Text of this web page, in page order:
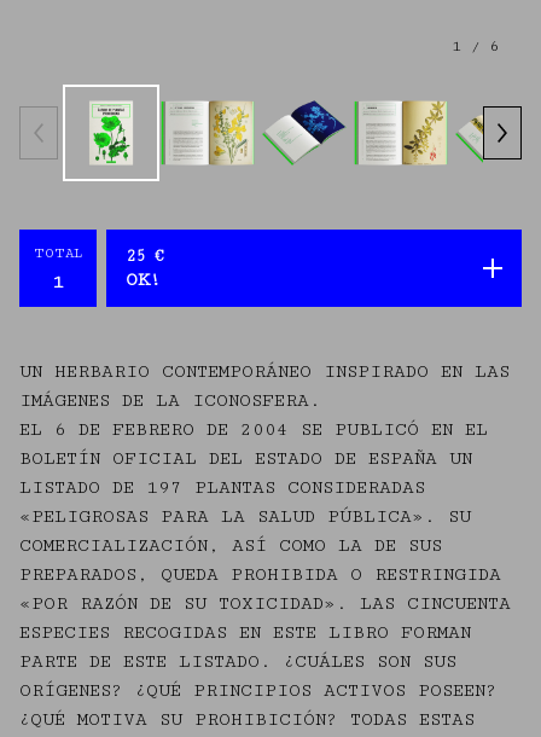
1 / 6
TOTAL 25 €
OK!
UN HERBARIO CONTEMPORÁNEO INSPIRADO EN LAS
IMÁGENES DE LA ICONOSFERA.
EL 6 DE FEBRERO DE 2004 SE PUBLICÓ EN EL
BOLETÍN OFICIAL DEL ESTADO DE ESPAÑA UN
LISTADO DE 197 PLANTAS CONSIDERADAS
«PELIGROSAS PARA LA SALUD PÚBLICA». SU
COMERCIALIZACIÓN, ASÍ COMO LA DE SUS
PREPARADOS, QUEDA PROHIBIDA O RESTRINGIDA
«POR RAZÓN DE SU TOXICIDAD». LAS CINCUENTA
ESPECIES RECOGIDAS EN ESTE LIBRO FORMAN
PARTE DE ESTE LISTADO. ¿CUÁLES SON SUS
ORÍGENES? ¿QUÉ PRINCIPIOS ACTIVOS POSEEN?
¿QUÉ MOTIVA SU PROHIBICIÓN? TODAS ESTAS